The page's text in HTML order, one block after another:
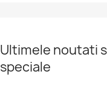
Ultimele noutati
speciale